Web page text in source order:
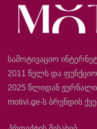
სამოტივაციო
2011 წელს და
2025 წლიდან
motivi.ge-ს ბრენდის